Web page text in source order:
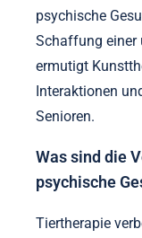
psychische
Schaffung einer
ermutigt
Interaktionen
Senioren.
Was sind die
psychische
Tiertherapie